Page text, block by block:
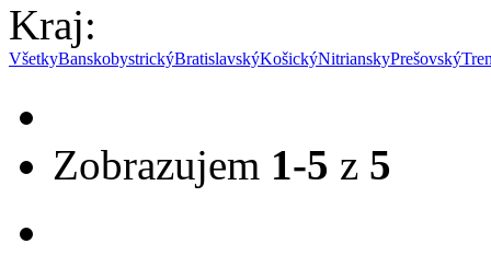
Kraj:
VšetkyBanskobystrickýBratislavskýKošickýNitrianskyPrešovský
Zobrazujem 1-5 z 5